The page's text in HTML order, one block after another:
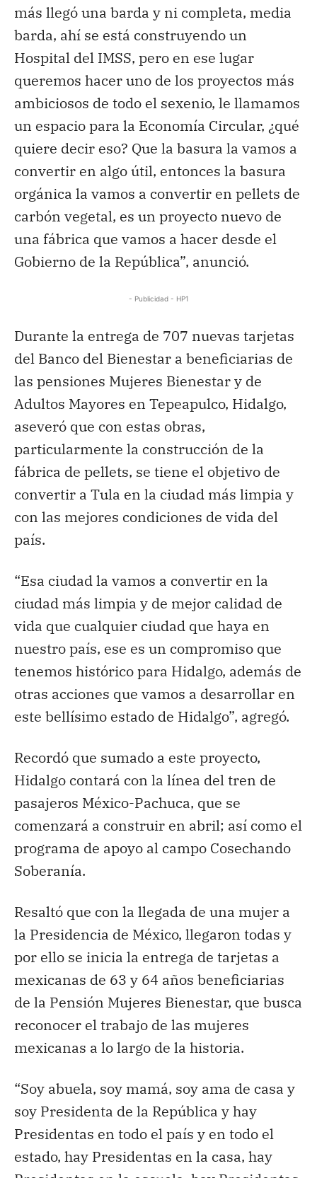
más llegó una barda y ni completa, media
barda, ahí se está construyendo un
Hospital del IMSS, pero en ese lugar
queremos hacer uno de los proyectos más
ambiciosos de todo el sexenio, le llamamos
un espacio para la Economía Circular, ¿qué
quiere decir eso? Que la basura la vamos a
convertir en algo útil, entonces la basura
orgánica la vamos a convertir en pellets de
carbón vegetal, es un proyecto nuevo de
una fábrica que vamos a hacer desde el
Gobierno de la República”, anunció.
- Publicidad - HP1
Durante la entrega de 707 nuevas tarjetas
del Banco del Bienestar a beneficiarias de
las pensiones Mujeres Bienestar y de
Adultos Mayores en Tepeapulco, Hidalgo,
aseveró que con estas obras,
particularmente la construcción de la
fábrica de pellets, se tiene el objetivo de
convertir a Tula en la ciudad más limpia y
con las mejores condiciones de vida del
país.
“Esa ciudad la vamos a convertir en la
ciudad más limpia y de mejor calidad de
vida que cualquier ciudad que haya en
nuestro país, ese es un compromiso que
tenemos histórico para Hidalgo, además de
otras acciones que vamos a desarrollar en
este bellísimo estado de Hidalgo”, agregó.
Recordó que sumado a este proyecto,
Hidalgo contará con la línea del tren de
pasajeros México-Pachuca, que se
comenzará a construir en abril; así como el
programa de apoyo al campo Cosechando
Soberanía.
Resaltó que con la llegada de una mujer a
la Presidencia de México, llegaron todas y
por ello se inicia la entrega de tarjetas a
mexicanas de 63 y 64 años beneficiarias
de la Pensión Mujeres Bienestar, que busca
reconocer el trabajo de las mujeres
mexicanas a lo largo de la historia.
“Soy abuela, soy mamá, soy ama de casa y
soy Presidenta de la República y hay
Presidentas en todo el país y en todo el
estado, hay Presidentas en la casa, hay